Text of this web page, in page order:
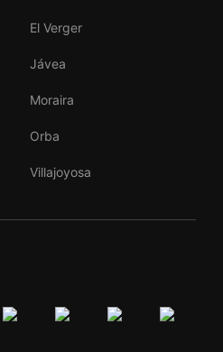
El Verger
Jávea
Moraira
Orba
Villajoyosa